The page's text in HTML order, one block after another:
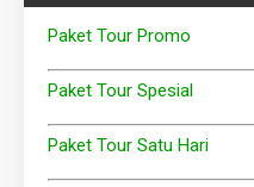
Paket Tour Promo
Paket Tour Spesial
Paket Tour Satu Hari